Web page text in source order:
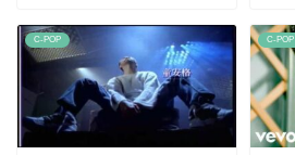
C-POP C-POP